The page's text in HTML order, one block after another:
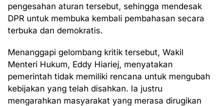
pengesahan aturan tersebut, sehingga mendesak
DPR untuk membuka kembali pembahasan secara
terbuka dan demokratis.
Menanggapi gelombang kritik tersebut, Wakil
Menteri Hukum, Eddy Hiariej, menyatakan
pemerintah tidak memiliki rencana untuk mengubah
kebijakan yang telah disahkan. Ia justru
mengarahkan masyarakat yang merasa dirugikan